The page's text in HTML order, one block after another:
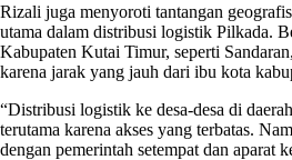
Rizali juga menyoroti tantangan
utama dalam distribusi logistik Pilkada.
Kabupaten Kutai Timur, seperti
karena jarak yang jauh dari ibu kota
“Distribusi logistik ke desa-desa di
terutama karena akses yang terbatas.
dengan pemerintah setempat dan aparat